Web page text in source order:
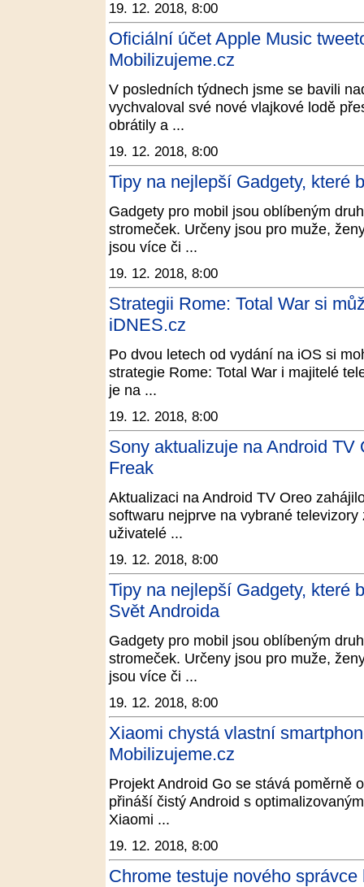
19. 12. 2018, 8:00
Oficiální účet Apple Music
Mobilizujeme.cz
V posledních týdnech jsme se bavili
vychvaloval své nové vlajkové lodě
obrátily a ...
19. 12. 2018, 8:00
Tipy na nejlepší Gadgety, které
Gadgety pro mobil jsou oblíbeným
stromeček. Určeny jsou pro muže,
jsou více či ...
19. 12. 2018, 8:00
Strategii Rome: Total War si
iDNES.cz
Po dvou letech od vydání na iOS si
strategie Rome: Total War i majitelé
je na ...
19. 12. 2018, 8:00
Sony aktualizuje na Android
Freak
Aktualizaci na Android TV Oreo
softwaru nejprve na vybrané
uživatelé ...
19. 12. 2018, 8:00
Tipy na nejlepší Gadgety, které
Svět Androida
Gadgety pro mobil jsou oblíbeným
stromeček. Určeny jsou pro muže,
jsou více či ...
19. 12. 2018, 8:00
Xiaomi chystá vlastní
Mobilizujeme.cz
Projekt Android Go se stává poměrně
přináší čistý Android s
Xiaomi ...
19. 12. 2018, 8:00
Chrome testuje nového